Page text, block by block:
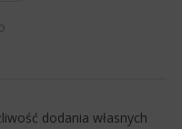
dodania własnych